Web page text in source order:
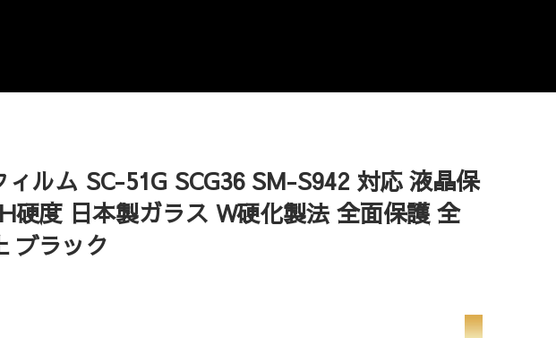
ルム SC-51G SCG36 SM-S942 対応 液晶保
硬度 日本製ガラス W硬化製法 全面保護 全
ブラック